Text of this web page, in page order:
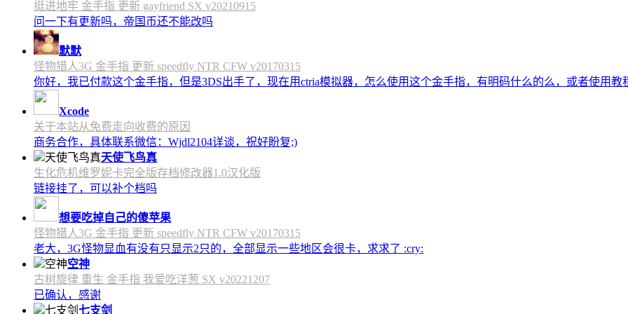
挺进地牢 金手指 更新 gayfriend SX v20210915
问一下有更新吗，帝国币还不能改吗
默默
怪物猎人3G 金手指 更新 speedfly NTR CFW v20170315
你好，我已付款这个金手指，但是3DS出手了，现在用ctria模拟器，怎么使用这个金手指，有明码什么的么，或者使用教
Xcode
关于本站从免费走向收费的原因
商务合作，具体联系微信：Wjdl2104详谈，祝好盼复;)
天使飞鸟真
生化危机维罗妮卡完全版存档修改器1.0汉化版
链接挂了，可以补个档吗
想要吃掉自己的傻苹果
怪物猎人3G 金手指 更新 speedfly NTR CFW v20170315
老大，3G怪物显血有没有只显示2只的，全部显示一些地区会很卡，求求了 :cry:
空神
古树旋律 重生 金手指 我爱吃洋葱 SX v20221207
已确认，感谢
七支剑